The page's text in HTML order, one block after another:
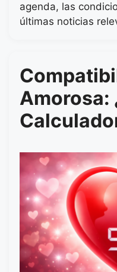
agenda, las
últimas noticias
Amorosa: